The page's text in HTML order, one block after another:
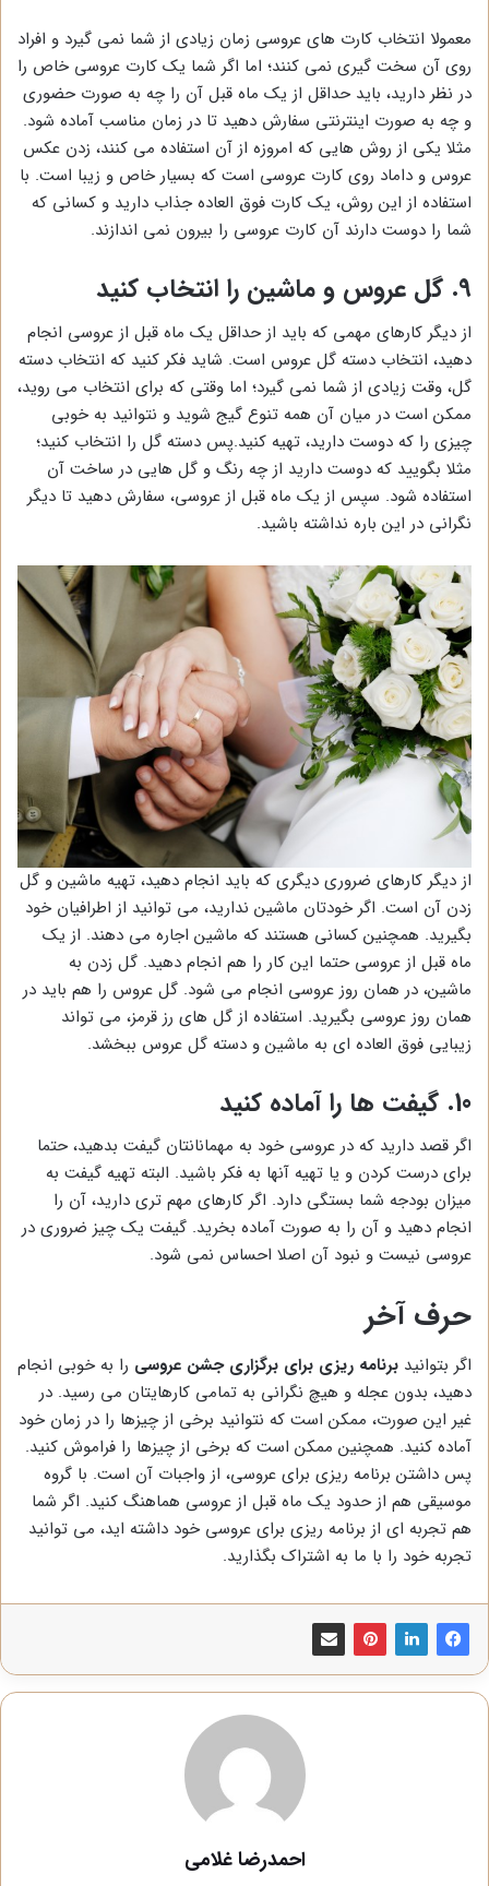
معمولا انتخاب کارت های عروسی زمان زیادی از شما نمی گیرد و افراد
روی آن سخت گیری نمی کنند؛ اما اگر شما یک کارت عروسی خاص را
در نظر دارید، باید حداقل از یک ماه قبل آن را چه به صورت حضوری
و چه به صورت اینترنتی سفارش دهید تا در زمان مناسب آماده شود.
مثلا یکی از روش هایی که امروزه از آن استفاده می کنند، زدن عکس
عروس و داماد روی کارت عروسی است که بسیار خاص و زیبا است. با
استفاده از این روش، یک کارت فوق العاده جذاب دارید و کسانی که
شما را دوست دارند آن کارت عروسی را بیرون نمی اندازند.
9. گل عروس و ماشین را انتخاب کنید
از دیگر کارهای مهمی که باید از حداقل یک ماه قبل از عروسی انجام
دهید، انتخاب دسته گل عروس است. شاید فکر کنید که انتخاب دسته
گل، وقت زیادی از شما نمی گیرد؛ اما وقتی که برای انتخاب می روید،
ممکن است در میان آن همه تنوع گیج شوید و نتوانید به خوبی
چیزی را که دوست دارید، تهیه کنید.پس دسته گل را انتخاب کنید؛
مثلا بگویید که دوست دارید از چه رنگ و گل هایی در ساخت آن
استفاده شود. سپس از یک ماه قبل از عروسی، سفارش دهید تا دیگر
نگرانی در این باره نداشته باشید.
از دیگر کارهای ضروری دیگری که باید انجام دهید، تهیه ماشین و گل
زدن آن است. اگر خودتان ماشین ندارید، می توانید از اطرافیان خود
بگیرید. همچنین کسانی هستند که ماشین اجاره می دهند. از یک
ماه قبل از عروسی حتما این کار را هم انجام دهید. گل زدن به
ماشین، در همان روز عروسی انجام می شود. گل عروس را هم باید در
همان روز عروسی بگیرید. استفاده از گل های رز قرمز، می تواند
زیبایی فوق العاده ای به ماشین و دسته گل عروس ببخشد.
10. گیفت ها را آماده کنید
اگر قصد دارید که در عروسی خود به مهمانانتان گیفت بدهید، حتما
برای درست کردن و یا تهیه آنها به فکر باشید. البته تهیه گیفت به
میزان بودجه شما بستگی دارد. اگر کارهای مهم تری دارید، آن را
انجام دهید و آن را به صورت آماده بخرید. گیفت یک چیز ضروری در
عروسی نیست و نبود آن اصلا احساس نمی شود.
حرف آخر
اگر بتوانید برنامه ریزی برای برگزاری جشن عروسی را به خوبی انجام
دهید، بدون عجله و هیچ نگرانی به تمامی کارهایتان می رسید. در
غیر این صورت، ممکن است که نتوانید برخی از چیزها را در زمان خود
آماده کنید. همچنین ممکن است که برخی از چیزها را فراموش کنید.
پس داشتن برنامه ریزی برای عروسی، از واجبات آن است. با گروه
موسیقی هم از حدود یک ماه قبل از عروسی هماهنگ کنید. اگر شما
هم تجربه ای از برنامه ریزی برای عروسی خود داشته اید، می توانید
تجربه خود را با ما به اشتراک بگذارید.
احمدرضا غلامی